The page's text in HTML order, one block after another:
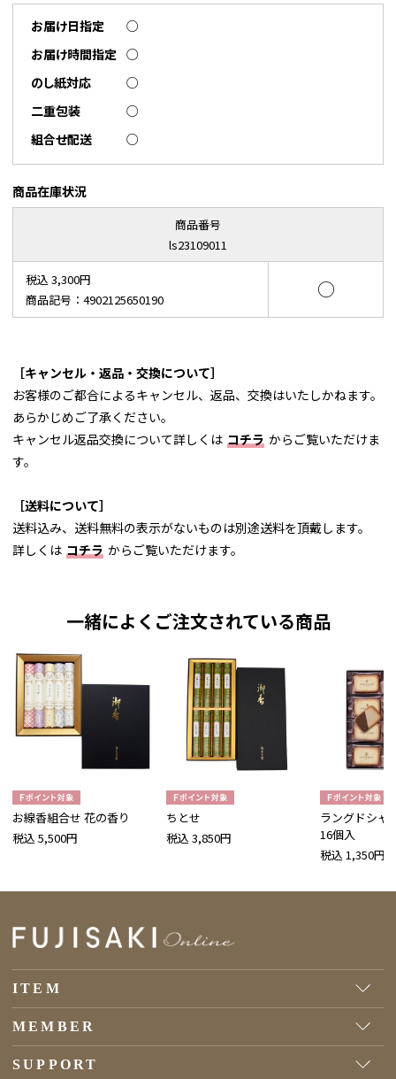
お届け日指定
○
お届け時間指定 ○
のし紙対応
○
二重包装
○
組合せ配送
○
商品在庫状況
商品番号
ls23109011
税込 3,300円
商品記号：4902125650190
○
［キャンセル・返品・交換について］
お客様のご都合によるキャンセル、返品、交換はいたしかねます。
あらかじめご了承ください。
キャンセル返品交換について詳しくは コチラ からご覧いただけま
す。
［送料について］
送料込み、送料無料の表示がないものは別途送料を頂戴します。
詳しくは コチラ からご覧いただけます。
一緒によくご注文されている商品
お線香組合せ 花の香り
税込 5,500円
ちとせ
税込 3,850円
ラングドシャ
16個入
税込 1,350円
ITEM
MEMBER
SUPPORT